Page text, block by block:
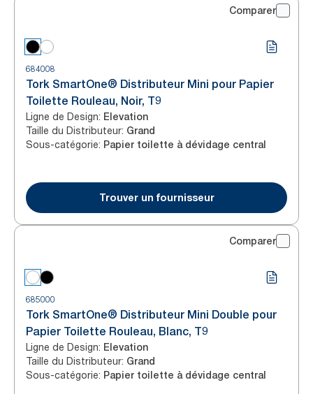
Comparer
684008
Tork SmartOne® Distributeur Mini pour Papier
Toilette Rouleau, Noir, T9
Ligne de Design: Elevation
Taille du Distributeur: Grand
Sous-catégorie: Papier toilette à dévidage central
Trouver un fournisseur
Comparer
685000
Tork SmartOne® Distributeur Mini Double pour
Papier Toilette Rouleau, Blanc, T9
Ligne de Design: Elevation
Taille du Distributeur: Grand
Sous-catégorie: Papier toilette à dévidage central